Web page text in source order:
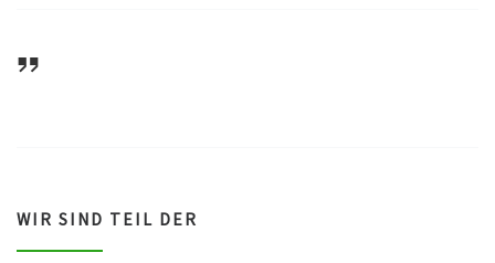
WIR SIND TEIL DER